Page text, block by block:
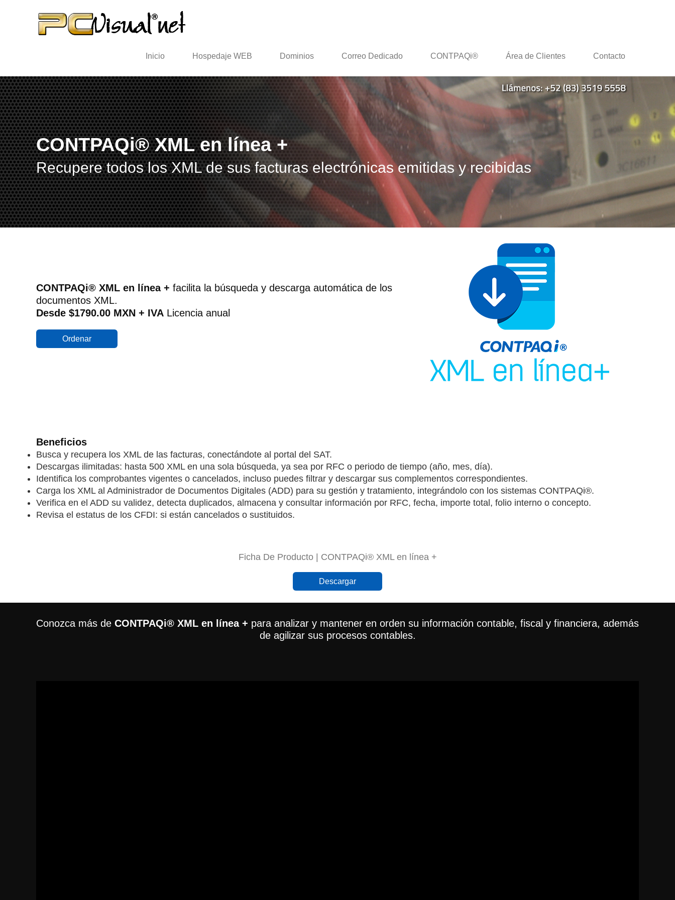
Inicio Hospedaje WEB Dominios Correo Dedicado CONTPAQi® Área de Clientes Contacto
CONTPAQi® XML en línea +
Recupere todos los XML de sus facturas electrónicas emitidas y recibidas
CONTPAQi® XML en línea + facilita la búsqueda y descarga automática de los
documentos XML.
Desde $1790.00 MXN + IVA Licencia anual
Ordenar
Beneficios
Busca y recupera los XML de las facturas, conectándote al portal del SAT.
Descargas ilimitadas: hasta 500 XML en una sola búsqueda, ya sea por RFC o periodo de tiempo (año, mes, día).
Identifica los comprobantes vigentes o cancelados, incluso puedes filtrar y descargar sus complementos correspondientes.
Carga los XML al Administrador de Documentos Digitales (ADD) para su gestión y tratamiento, integrándolo con los sistemas CONTPAQi®.
Verifica en el ADD su validez, detecta duplicados, almacena y consultar información por RFC, fecha, importe total, folio interno o concepto.
Revisa el estatus de los CFDI: si están cancelados o sustituidos.
Ficha De Producto | CONTPAQi® XML en línea +
Descargar
Conozca más de CONTPAQi® XML en línea + para analizar y mantener en orden su información contable, fiscal y financiera, además
de agilizar sus procesos contables.